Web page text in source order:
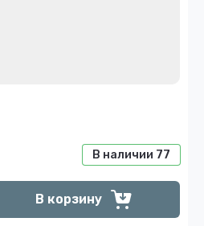
В наличии 77
В корзину